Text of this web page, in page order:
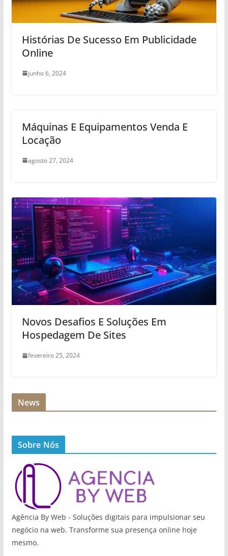
Histórias De Sucesso Em Publicidade
Online
junho 6, 2024
Máquinas E Equipamentos Venda E
Locação
agosto 27, 2024
Novos Desafios E Soluções Em
Hospedagem De Sites
fevereiro 25, 2024
News
Sobre Nós
Agência By Web - Soluções digitais para impulsionar seu
negócio na web. Transforme sua presença online hoje
mesmo.